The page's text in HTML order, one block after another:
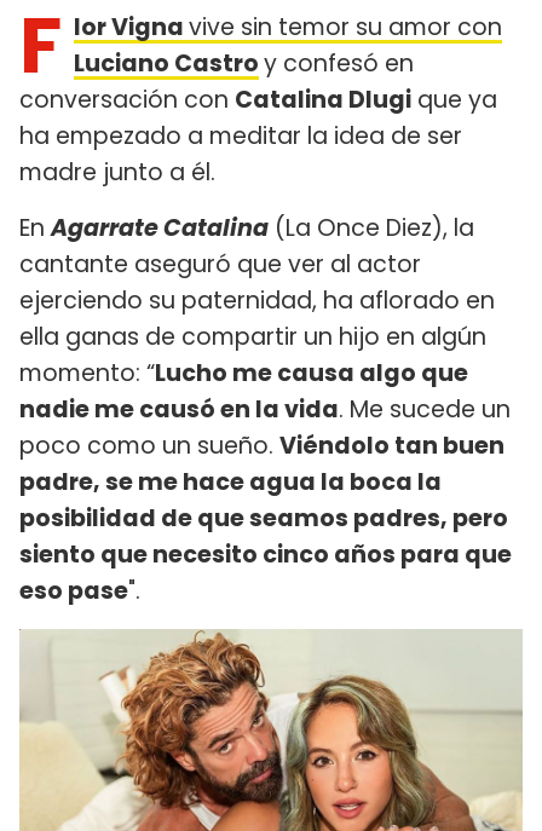
F lor Vignavive sin temor su amor con
Luciano Castroy confesó en
conversación con Catalina Dlugi que ya
ha empezado a meditar la idea de ser
madre junto a él.
EnAgarrate Catalina (La Once Diez), la
cantante aseguró que ver al actor
ejerciendo su paternidad, ha aflorado en
ella ganas de compartir un hijo en algún
momento: “Lucho me causa algo que
nadie me causó en la vida. Me sucede un
poco como un sueño. Viéndolo tan buen
padre, se me hace agua la boca la
posibilidad de que seamos padres, pero
siento que necesito cinco años para que
eso pase".